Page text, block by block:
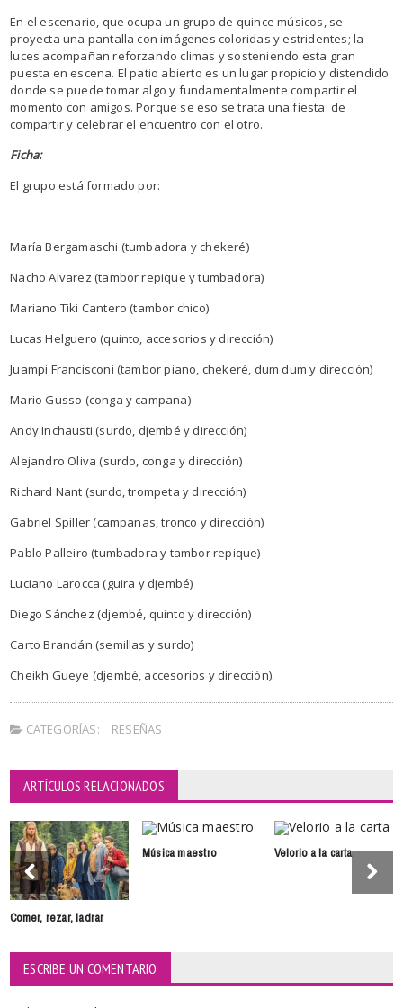
En el escenario, que ocupa un grupo de quince músicos, se
proyecta una pantalla con imágenes coloridas y estridentes; la
luces acompañan reforzando climas y sosteniendo esta gran
puesta en escena. El patio abierto es un lugar propicio y distendido
donde se puede tomar algo y fundamentalmente compartir el
momento con amigos. Porque se eso se trata una fiesta: de
compartir y celebrar el encuentro con el otro.
Ficha:
El grupo está formado por:
María Bergamaschi (tumbadora y chekeré)
Nacho Alvarez (tambor repique y tumbadora)
Mariano Tiki Cantero (tambor chico)
Lucas Helguero (quinto, accesorios y dirección)
Juampi Francisconi (tambor piano, chekeré, dum dum y dirección)
Mario Gusso (conga y campana)
Andy Inchausti (surdo, djembé y dirección)
Alejandro Oliva (surdo, conga y dirección)
Richard Nant (surdo, trompeta y dirección)
Gabriel Spiller (campanas, tronco y dirección)
Pablo Palleiro (tumbadora y tambor repique)
Luciano Larocca (guira y djembé)
Diego Sánchez (djembé, quinto y dirección)
Carto Brandán (semillas y surdo)
Cheikh Gueye (djembé, accesorios y dirección).
CATEGORÍAS: RESEÑAS
ARTÍCULOS RELACIONADOS
Comer, rezar, ladrar
Música maestro Velorio a la carta
ESCRIBE UN COMENTARIO